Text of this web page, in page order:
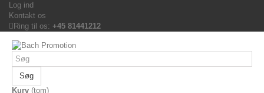
Log ind
Kontakt os
Ring til os: +45 81441212
Søg
Kurv (tom)